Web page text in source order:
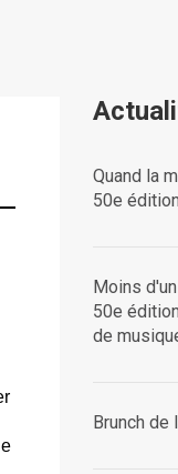
Quand la
50e
Moins
50e
de
Brunch